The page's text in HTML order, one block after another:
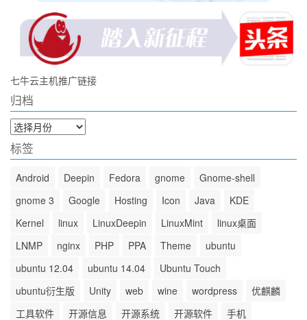
七牛云主机推广链接
归档
归
档
标签
Android Deepin Fedora gnome
Gnome-shell
gnome 3
Google Hosting Icon Java
KDE
Kernel
linux LinuxDeepin LinuxMint
linux桌面
LNMP
nginx PHP PPA Theme
ubuntu
ubuntu 12.04
ubuntu 14.04
Ubuntu Touch
ubuntu衍生版
Unity web wine wordpress
优麒麟
工具软件
开源信息 开源系统 开源软件 手机